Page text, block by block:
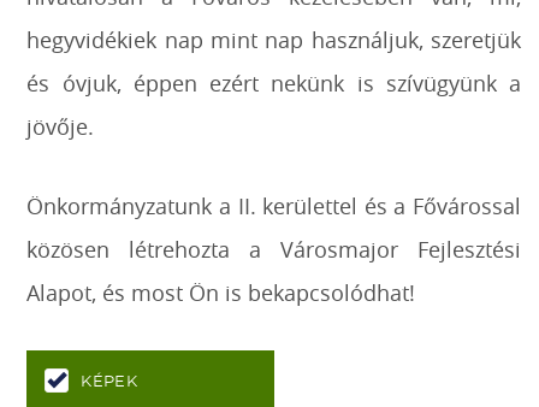
hegyvidékiek nap mint nap használjuk, szeretjük
és óvjuk, éppen ezért nekünk is szívügyünk a
jövője.
Önkormányzatunk a II. kerülettel és a Fővárossal
közösen létrehozta a Városmajor Fejlesztési
Alapot, és most Ön is bekapcsolódhat!
KÉPEK